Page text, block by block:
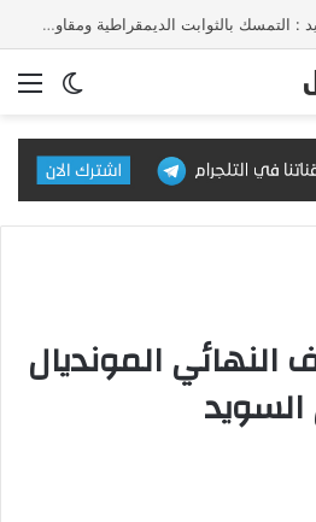
البديل عن ربيع عربي جديد : التمسك بالثوابت الديمقراطية ومقاومة الإلحاق بالقوى الأجنبية
الوضع
النهائي المونديال